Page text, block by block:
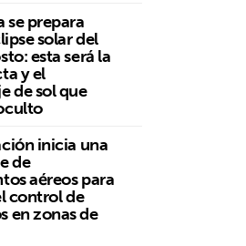
se prepara
solar del
esta será la
y el
de sol que
inicia una
de
aéreos para
control de
en zonas de